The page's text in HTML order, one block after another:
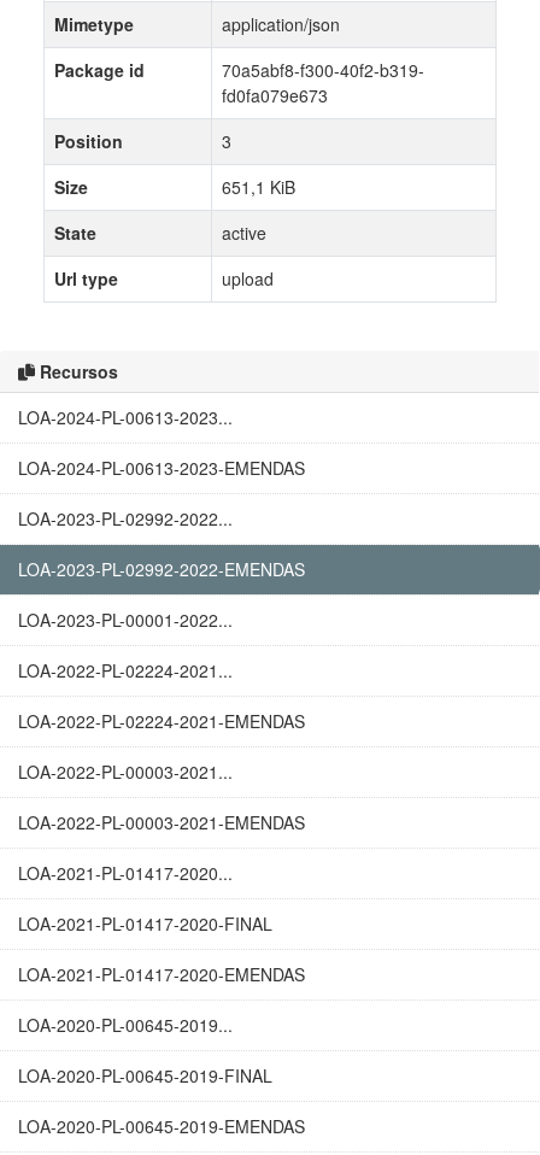
Recursos
LOA-2024-PL-00613-2023...
LOA-2024-PL-00613-2023-EMENDAS
LOA-2023-PL-02992-2022...
LOA-2023-PL-02992-2022-EMENDAS
LOA-2023-PL-00001-2022...
LOA-2022-PL-02224-2021...
LOA-2022-PL-02224-2021-EMENDAS
LOA-2022-PL-00003-2021...
LOA-2022-PL-00003-2021-EMENDAS
LOA-2021-PL-01417-2020...
LOA-2021-PL-01417-2020-FINAL
LOA-2021-PL-01417-2020-EMENDAS
LOA-2020-PL-00645-2019...
LOA-2020-PL-00645-2019-FINAL
LOA-2020-PL-00645-2019-EMENDAS
Mimetype
application/json
Package id
70a5abf8-f300-40f2-b319-
fd0fa079e673
Position
3
Size
651,1 KiB
State
active
Url type
upload